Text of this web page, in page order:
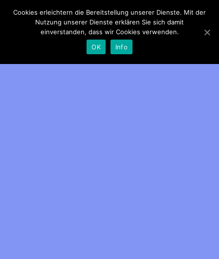
Patientenrechte
Cookies erleichtern die Bereitstellung unserer Dienste. Mit der
Nutzung unserer Dienste erklären Sie sich damit
einverstanden, dass wir Cookies verwenden.
OK
Info